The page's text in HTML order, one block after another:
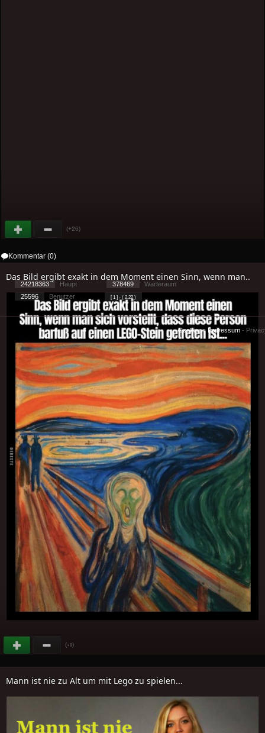
(+26)
Kommentar (0)
Das Bild ergibt exakt in dem Moment einen Sinn, wenn man..
(+8)
Mann ist nie zu Alt um mit Lego zu spielen...
24218363 Haupt 378469
Warteraum
25596
Benutzer [ 1 ] - ( 2.22 )
Cookies- Impressum -